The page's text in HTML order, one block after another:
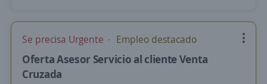
Se precisa Urgente Empleo destacado
Oferta Asesor Servicio al cliente Venta
Cruzada